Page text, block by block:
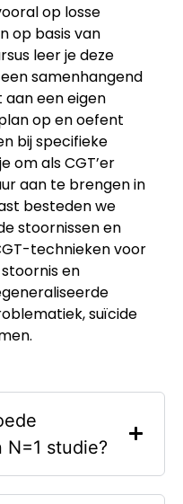
op losse
op basis van
leer je deze
samenhangend
een eigen
op en oefent
bij specifieke
om alsCGT’er
aan te brengen in
besteden we
stoornissen en
technieken voor
en
, suïcide
n.
studie?